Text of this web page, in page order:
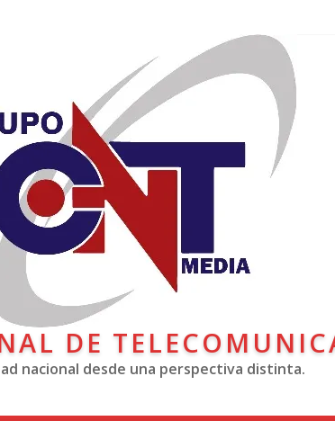
DE
nacional desde una perspectiva distinta.